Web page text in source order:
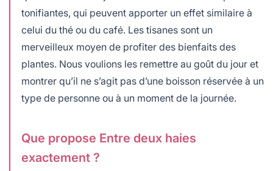
tonifiantes, qui peuvent apporter un effet similaire à
celui du thé ou du café. Les tisanes sont un
merveilleux moyen de profiter des bienfaits des
plantes. Nous voulions les remettre au goût du jour et
montrer qu’il ne s’agit pas d’une boisson réservée à un
type de personne ou à un moment de la journée.
Que propose Entre deux haies
exactement ?